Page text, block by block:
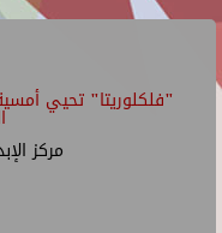
"فلكلوريتا" تحيي
مركز